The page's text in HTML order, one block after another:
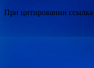
При цитировании ссылка